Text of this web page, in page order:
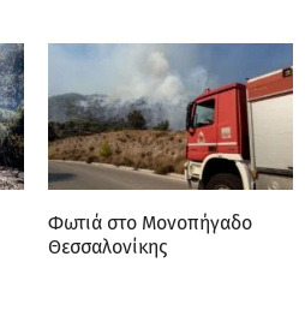
Φωτιά στο Μονοπήγαδο
Θεσσαλονίκης